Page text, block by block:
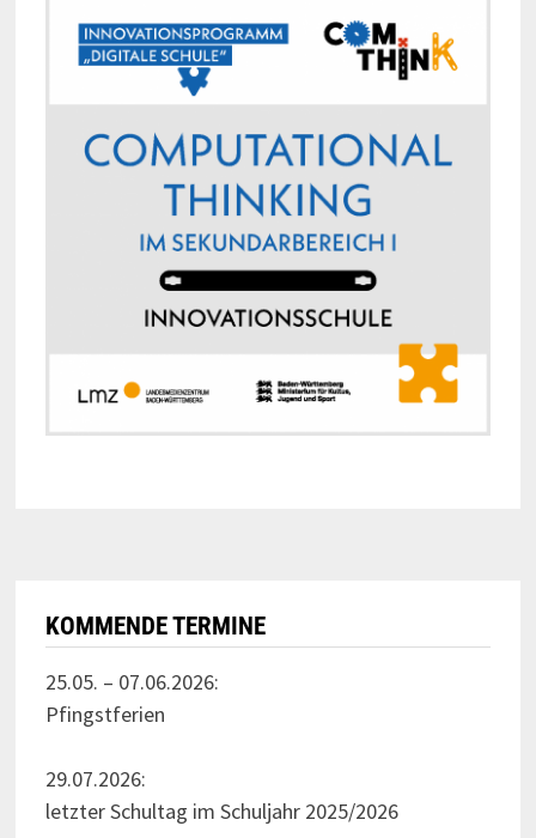
KOMMENDE TERMINE
25.05. – 07.06.2026:
Pfingstferien
29.07.2026:
letzter Schultag im Schuljahr 2025/2026